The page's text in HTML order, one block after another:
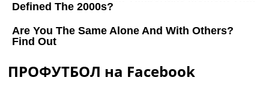
ПРОФУТБОЛ на Facebook